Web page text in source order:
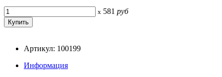
x 581 руб
Артикул: 100199
Информация